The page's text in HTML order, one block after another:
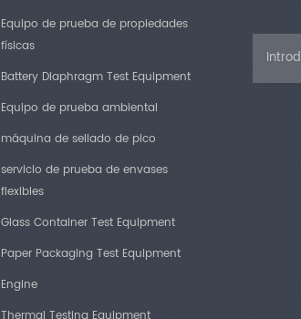
Equipo de prueba de propiedades
físicas
Battery Diaphragm Test Equipment
Equipo de prueba ambiental
máquina de sellado de pico
servicio de prueba de envases
flexibles
Glass Container Test Equipment
Paper Packaging Test Equipment
Engine